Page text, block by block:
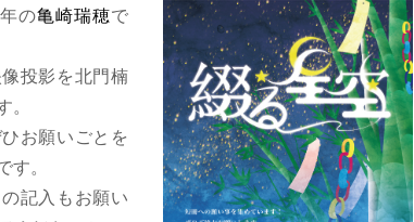
の亀崎瑞穂で
投影を北門楠
お願いごとを
。
記入もお願い